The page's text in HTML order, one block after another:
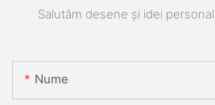
Salutăm desene și idei
Nume